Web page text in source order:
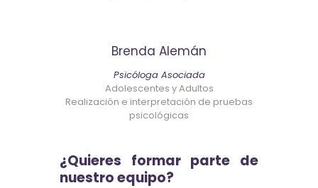
Brenda Alemán
Psicóloga Asociada
Adolescentes y Adultos
Realización e interpretación de pruebas
psicológicas
¿Quieres formar parte de
nuestro equipo?